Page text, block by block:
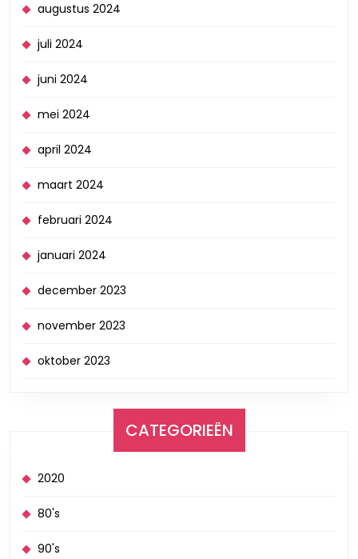
augustus 2024
juli 2024
juni 2024
mei 2024
april 2024
maart 2024
februari 2024
januari 2024
december 2023
november 2023
oktober 2023
CATEGORIEËN
2020
80's
90's